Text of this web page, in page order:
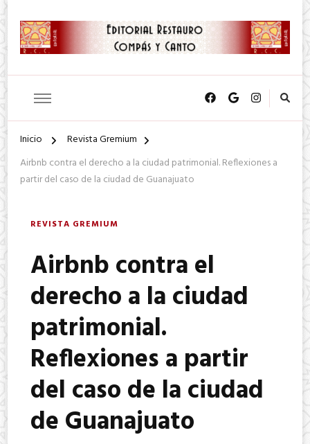
Inicio
Revista Gremium
Airbnb contra el derecho a la ciudad patrimonial. Reflexiones a
partir del caso de la ciudad de Guanajuato
REVISTA GREMIUM
Airbnb contra el
derecho a la ciudad
patrimonial.
Reflexiones a partir
del caso de la ciudad
de Guanajuato